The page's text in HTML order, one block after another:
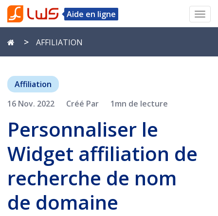
Aide en ligne
AFFILIATION
Affiliation
16 Nov. 2022
Créé Par 1mn de lecture
Personnaliser le
Widget affiliation de
recherche de nom
de domaine